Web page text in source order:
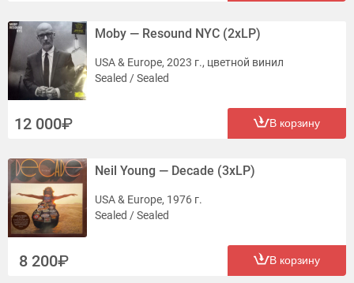
Moby — Resound NYC (2xLP)
USA & Europe, 2023 г., цветной винил
Sealed / Sealed
12 000 В корзину
Neil Young — Decade (3xLP)
USA & Europe, 1976 г.
Sealed / Sealed
8 200 В корзину